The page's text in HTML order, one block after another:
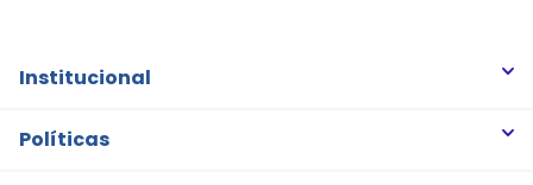
Institucional
Quem somos
Políticas